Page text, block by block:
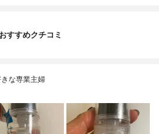
すすめクチコミ
な専業主婦